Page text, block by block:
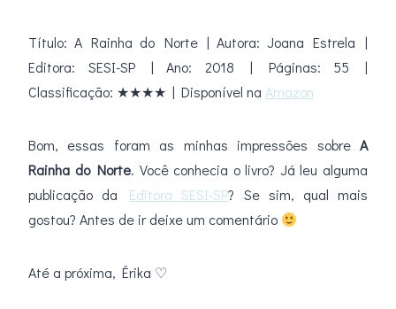
Título: A Rainha do Norte | Autora: Joana Estrela |
Editora: SESI-SP | Ano: 2018 | Páginas: 55 |
Classificação: ★★★★ | Disponível na Amazon
Bom, essas foram as minhas impressões sobre A
Rainha do Norte. Você conhecia o livro? Já leu alguma
publicação da Editora SESI-SP? Se sim, qual mais
gostou? Antes de ir deixe um comentário
Até a próxima, Érika ♡